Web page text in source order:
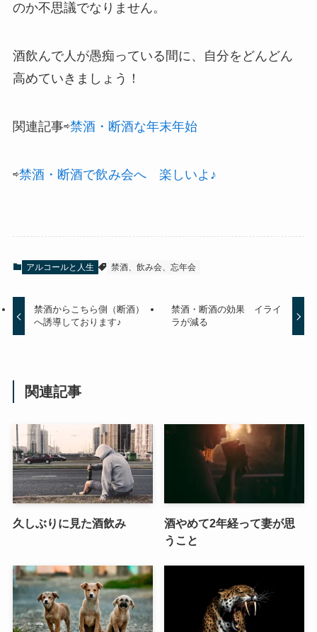
のか不思議でなりません。
酒飲んで人が愚痴っている間に、自分をどんどん
高めていきましょう！
関連記事⇨禁酒・断酒な年末年始
⇨禁酒・断酒で飲み会へ 楽しいよ♪
アルコールと人生 禁酒、飲み会、忘年会
禁酒からこちら側（断酒）
へ誘導しております♪
禁酒・断酒の効果 イライ
ラが減る
関連記事
久しぶりに見た酒飲み
酒やめて2年経って妻が思
うこと